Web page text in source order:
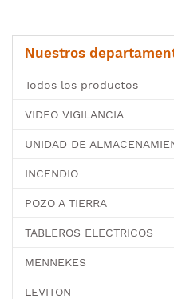
Nuestros
Todos los productos
VIDEO VIGILANCIA
UNIDAD DE
INCENDIO
POZO A TIERRA
TABLEROS ELECTRICOS
MENNEKES
LEVITON